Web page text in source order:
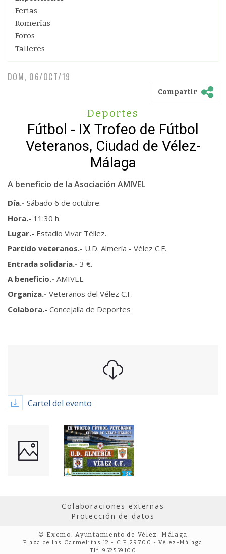
Ferias
Romerías
Foros
Talleres
DOM, 06/OCT/19
Compartir
Deportes
Fútbol - IX Trofeo de Fútbol
Veteranos, Ciudad de Vélez-
Málaga
A beneficio de la Asociación AMIVEL
Día.- Sábado 6 de octubre.
Hora.- 11:30 h.
Lugar.- Estadio Vivar Téllez.
Partido veteranos.- U.D. Almería - Vélez C.F.
Entrada solidaria.- 3 €.
A beneficio.- AMIVEL.
Organiza.- Veteranos del Vélez C.F.
Colabora.- Concejalía de Deportes
Cartel del evento
Colaboraciones externas
Protección de datos
© Excmo. Ayuntamiento de Vélez-Málaga
Plaza de las Carmelitas 12 - C.P. 29700 - Vélez-Málaga
Tlf: 952559100